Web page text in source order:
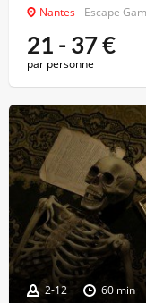
Nantes Escape
21 - 37€
par personne
2-12 60 min